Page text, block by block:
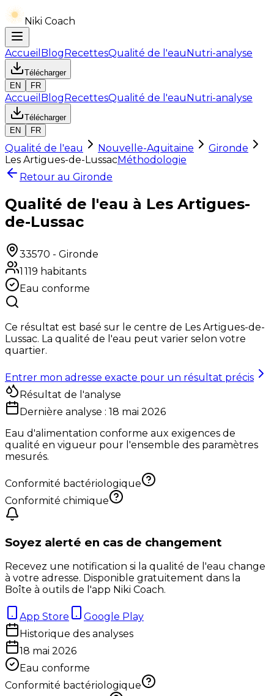
Niki Coach
Accueil BlogRecettesQualité de l'eauNutri-analyse
Télécharger
EN
FR
Accueil BlogRecettesQualité de l'eauNutri-analyse
Télécharger
EN
FR
Qualité de l'eau Nouvelle-Aquitaine
Gironde
Les Artigues-de-LussacMéthodologie
Retour au Gironde
Qualité de l'eau à Les Artigues-
de-Lussac
33570 - Gironde
1 119 habitants
Eau conforme
Ce résultat est basé sur le centre de Les Artigues-de-
Lussac. La qualité de l'eau peut varier selon votre
quartier.
Entrer mon adresse exacte pour un résultat précis
Résultat de l'analyse
Dernière analyse : 18 mai 2026
Eau d'alimentation conforme aux exigences de
qualité en vigueur pour l'ensemble des paramètres
mesurés.
Conformité bactériologique
Conformité chimique
Soyez alerté en cas de changement
Recevez une notification si la qualité de l'eau change
à votre adresse. Disponible gratuitement dans la
Boîte à outils de l'app Niki Coach.
App Store
Google Play
Historique des analyses
18 mai 2026
Eau conforme
Conformité bactériologique